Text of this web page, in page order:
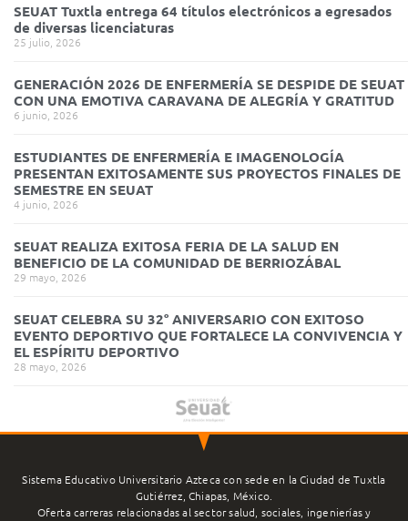
SEUAT Tuxtla entrega 64 títulos electrónicos a egresados
de diversas licenciaturas
25 julio, 2026
GENERACIÓN 2026 DE ENFERMERÍA SE DESPIDE DE SEUAT
CON UNA EMOTIVA CARAVANA DE ALEGRÍA Y GRATITUD
6 junio, 2026
ESTUDIANTES DE ENFERMERÍA E IMAGENOLOGÍA
PRESENTAN EXITOSAMENTE SUS PROYECTOS FINALES DE
SEMESTRE EN SEUAT
4 junio, 2026
SEUAT REALIZA EXITOSA FERIA DE LA SALUD EN
BENEFICIO DE LA COMUNIDAD DE BERRIOZÁBAL
29 mayo, 2026
SEUAT CELEBRA SU 32° ANIVERSARIO CON EXITOSO
EVENTO DEPORTIVO QUE FORTALECE LA CONVIVENCIA Y
EL ESPÍRITU DEPORTIVO
28 mayo, 2026
Sistema Educativo Universitario Azteca con sede en la Ciudad de Tuxtla
Gutiérrez, Chiapas, México.
Oferta carreras relacionadas al sector salud, sociales, ingenierías y